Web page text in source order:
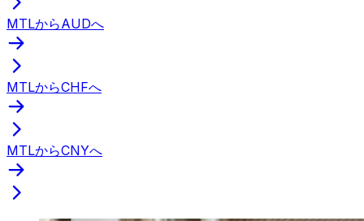
MTLからAUDへ
MTLからCHFへ
MTLからCNYへ